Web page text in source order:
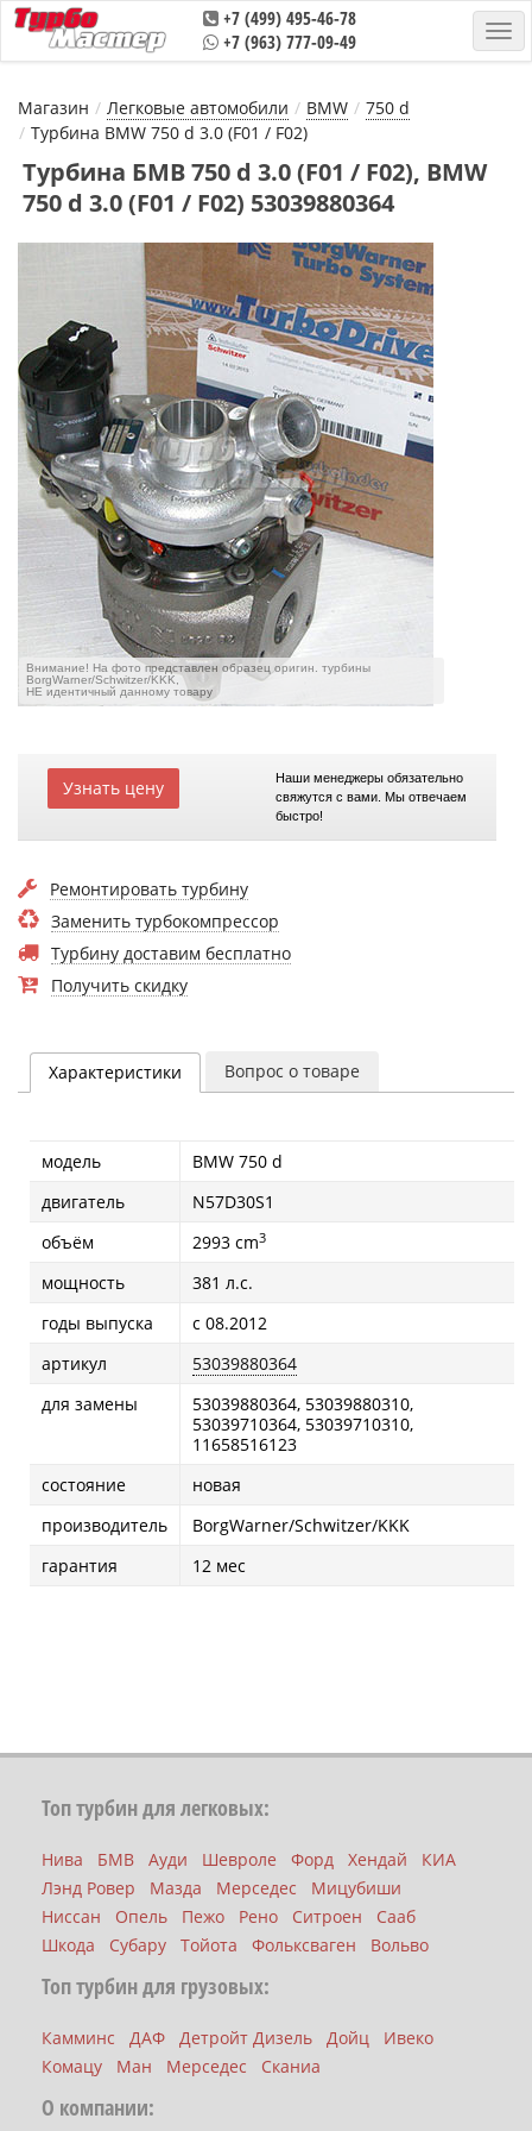
+7 (499) 495-46-78
+7 (963) 777-09-49
Магазин Легковые автомобили BMW
750 d
Турбина BMW 750 d 3.0 (F01 / F02)
Турбина БМВ 750 d 3.0 (F01 / F02), BMW
750 d 3.0 (F01 / F02) 53039880364
Внимание! На фото представлен образец оригин. турбины
BorgWarner/Schwitzer/KKK,
НЕ идентичный данному товару
Узнать цену
Наши менеджеры обязательно
свяжутся с вами. Мы отвечаем
быстро!
Ремонтировать турбину
Заменить турбокомпрессор
Турбину доставим бесплатно
Получить скидку
Характеристики Вопрос о товаре
модель
BMW 750 d
двигатель
N57D30S1
объём
2993 cm3
мощность
381 л.с.
годы выпуска
с 08.2012
артикул
53039880364
для замены
53039880364, 53039880310,
53039710364, 53039710310,
11658516123
состояние
новая
производитель
BorgWarner/Schwitzer/KKK
гарантия
12 мес
Топ турбин для легковых:
Нива БМВ Ауди Шевроле Форд Хендай
КИА
Лэнд Ровер
Мазда Мерседес
Мицубиши
Ниссан
Опель Пежо Рено Ситроен
Сааб
Шкода
Субару Тойота Фольксваген Вольво
Топ турбин для грузовых:
Камминс ДАФ Детройт Дизель Дойц
Ивеко
Комацу
Ман Мерседес Сканиа
О компании: